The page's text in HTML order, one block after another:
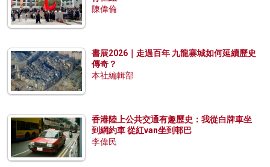
陳偉倫
書展2026｜走過百年 九龍寨城如何延續歷史
傳奇？
本社編輯部
香港陸上公共交通有趣歷史：我從白牌車坐
到網約車 從紅van坐到邨巴
李偉民